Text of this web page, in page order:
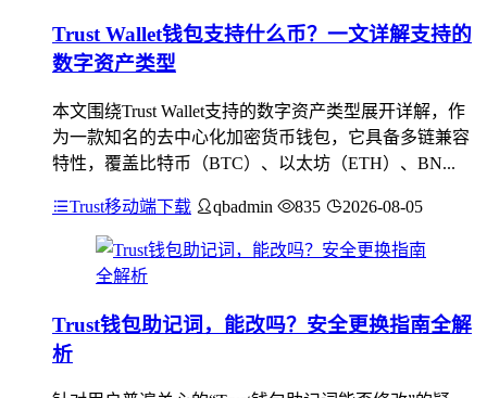
Trust Wallet钱包支持什么币？一文详解支持的
数字资产类型
本文围绕Trust Wallet支持的数字资产类型展开详解，作
为一款知名的去中心化加密货币钱包，它具备多链兼容
特性，覆盖比特币（BTC）、以太坊（ETH）、BN...
Trust移动端下载 qbadmin 835 2026-08-05
Trust钱包助记词，能改吗？安全更换指南全解
析